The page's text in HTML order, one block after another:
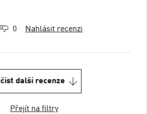
0 Nahlásit recenzi
další recenze
Přejít na filtry